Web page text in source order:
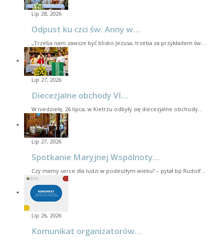
Lip 28, 2026
Odpust ku czci św. Anny w…
„Trzeba nam zawsze być blisko Jezusa, trzeba za przykładem św.…
Lip 27, 2026
Diecezjalne obchody VI…
W niedzielę, 26 lipca, w Kietrzu odbyły się diecezjalne obchody…
Lip 27, 2026
Spotkanie Maryjnej Wspólnoty…
Czy mamy serce dla ludzi w podeszłym wieku? – pytał bp Rudolf…
Lip 26, 2026
Komunikat organizatorów…